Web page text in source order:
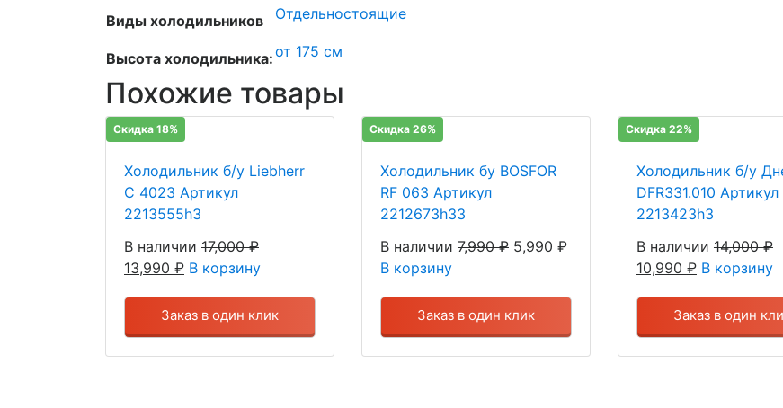
Виды холодильников Отдельностоящие
Высота холодильника:от 175 см
Похожие товары
Скидка 18%
Холодильник б/у Liebherr
C 4023 Артикул
2213555h3
В наличии 17,000₽
13,990 ₽ В корзину
Заказ в один клик
Скидка 26%
Холодильник бу BOSFOR
RF 063 Артикул
2212673h33
В наличии 7,990₽ 5,990 ₽
В корзину
Заказ в один клик
Скидка 22%
Холодильник б/у
DFR331.010 Артикул
2213423h3
В наличии 14,000₽
10,990 ₽ В корзину
Заказ в один